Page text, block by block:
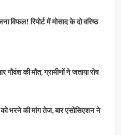
विफल! रिपोर्ट में मोसाद के दो वरिष्ठ
गौवंश की मौत, ग्रामीणों ने जताया रोष
भरने की मांग तेज, बार एसोसिएशन ने